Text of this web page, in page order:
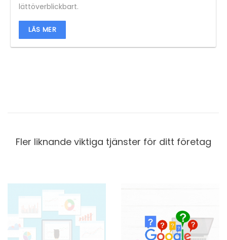
lättöverblickbart.
LÄS MER
Fler liknande viktiga tjänster för ditt företag